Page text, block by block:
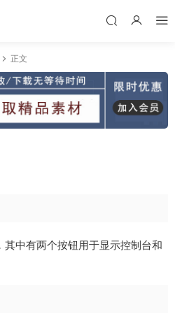
正文
中有两个按钮用于显示控制台和